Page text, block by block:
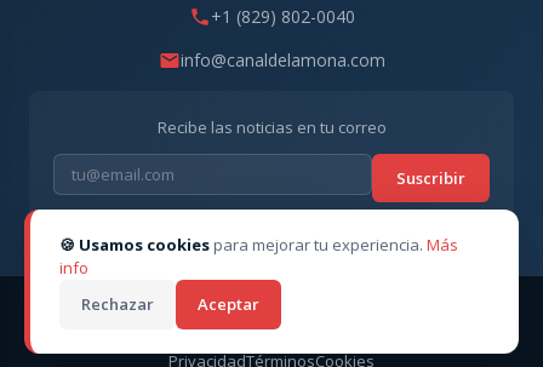
+1 (829) 802-0040
info@canaldelamona.com
Recibe las noticias en tu correo
Suscribir
© 2026CanaldelaMona. Todos los derechos reservados. ·
Director CEO: Robert Linarez
PrivacidadTérminosCookies
🍪 Usamos cookies para mejorar tu experiencia. Más
info
Rechazar
Aceptar